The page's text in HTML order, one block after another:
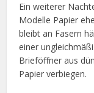
Ein weiterer
Modelle Papier
bleibt an Fasern
einer
Brieföffner aus
Papier verbiegen.